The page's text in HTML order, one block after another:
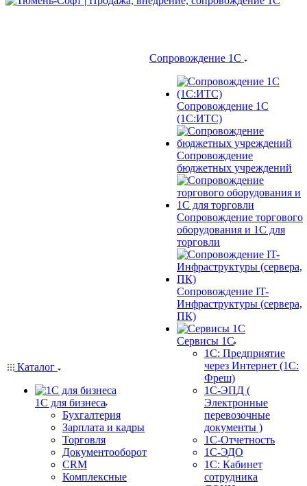
Каталог
1С для бизнеса
Бухгалтерия
Зарплата и кадры
Торговля
Документооборот
CRM
Комплексные
Сопровождение 1С
Сопровождение 1С
(1С:ИТС)
Сопровождение
бюджетных учреждений
Сопровождение торгового
оборудования и 1С для
торговли
Сопровождение IT-
Инфраструктуры (сервера,
ПК)
Сервисы 1С
1С: Предприятие
через Интернет (1С:
Фреш)
1С-ЭПД (
Электронные
перевозочные
документы )
1С-Отчетность
1С-ЭДО
1С: Кабинет
сотрудника